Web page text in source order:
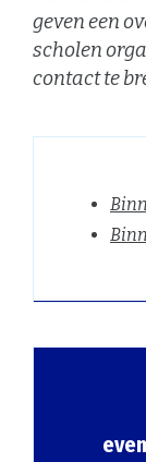
geven een
scholen
contact te